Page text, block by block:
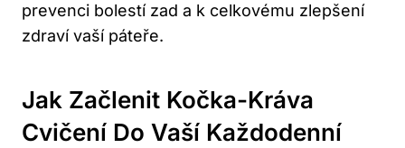
prevenci bolestí zad a k celkovému⁤ zlepšení
zdraví vaší ⁢páteře.
Jak Začlenit⁤ Kočka-Kráva
Cvičení ​do Vaší‍ Každodenní